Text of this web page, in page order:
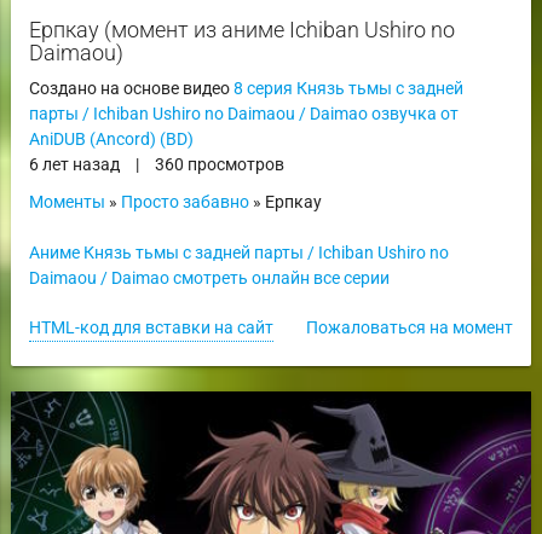
Ерпкау (момент из аниме Ichiban Ushiro no
Daimaou)
Создано на основе видео8 серия Князь тьмы с задней
парты / Ichiban Ushiro no Daimaou / Daimao озвучка от
AniDUB (Ancord) (BD)
6 лет назад
|
360 просмотров
Моменты » Просто забавно» Ерпкау
Аниме Князь тьмы с задней парты / Ichiban Ushiro no
Daimaou / Daimao смотреть онлайн все серии
Пожаловаться на момент
HTML-код для вставки на сайт